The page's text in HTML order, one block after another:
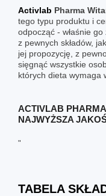
Activlab Pharma
tego typu produktu i
odpocząć - właśnie go
z pewnych składów,
jej propozycję, z
sięgnąć wszystkie
których dieta wymaga
ACTIVLAB
NAJWYŻSZA
"
TABELA